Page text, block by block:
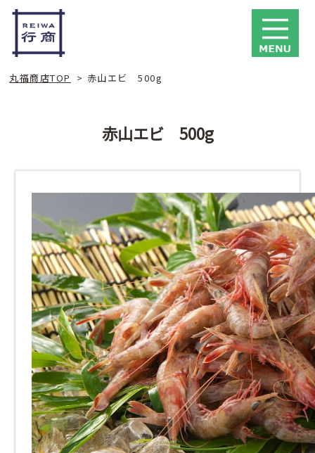
丸福商店TOP > 赤山エビ 500g
赤山エビ 500g